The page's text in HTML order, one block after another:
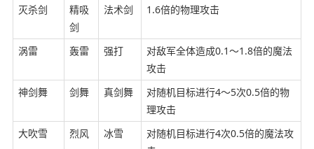
灭杀剑
精吸
剑
法术剑 1.6倍的物理攻击
涡雷 轰雷 强打
对敌军全体造成0.1～1.8倍的魔法
攻击
神剑舞
剑舞 真剑舞
对随机目标进行4～5次0.5倍的物
理攻击
大吹雪
烈风 冰雪
对随机目标进行4次0.5倍的魔法攻